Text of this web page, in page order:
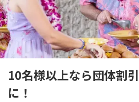
10名様以上なら団体割
に！